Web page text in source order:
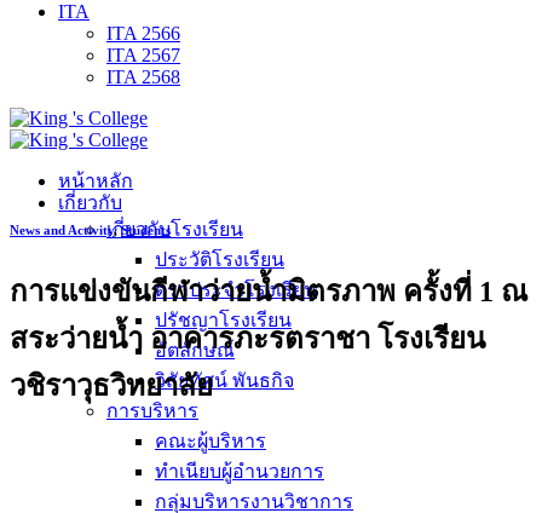
ITA
ITA 2566
ITA 2567
ITA 2568
หน้าหลัก
เกี่ยวกับ
เกี่ยวกับโรงเรียน
ประวัติโรงเรียน
ตราประจำโรงเรียน
ปรัชญาโรงเรียน
อัตลักษณ์
วิสัยทัศน์ พันธกิจ
การบริหาร
คณะผู้บริหาร
ทำเนียบผู้อำนวยการ
กลุ่มบริหารงานวิชาการ
News and Activity,Students
การแข่งขันกีฬาว่ายน้ำมิตรภาพ ครั้งที่ 1 ณ
สระว่ายน้ำ อาคารภะรตราชา โรงเรียน
วชิราวุธวิทยาลัย